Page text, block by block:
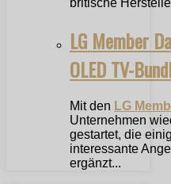
britische
LG Member
OLED TV-
Mit den LG
Unternehmen
gestartet, die
interessante
ergänzt...